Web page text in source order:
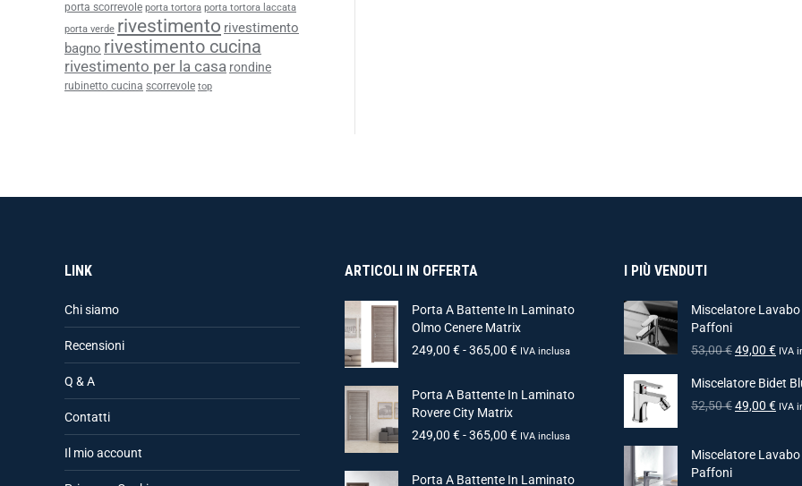
porta scorrevole porta tortora porta tortora laccata
porta verde rivestimento rivestimento
bagno rivestimento cucina
rivestimento per la casa rondine
rubinetto cucina scorrevole top
LINK
Chi siamo
Recensioni
Q & A
Contatti
Il mio account
ARTICOLI IN OFFERTA
Porta A Battente In Laminato
Olmo Cenere Matrix
249,00 € - 365,00 € IVA inclusa
Porta A Battente In Laminato
Rovere City Matrix
249,00 € - 365,00 € IVA inclusa
Porta A Battente In Laminato
I PIÙ VENDUTI
Miscelatore Lavabo
Paffoni
53,00€49,00 € IVA
Miscelatore Bidet
52,50€49,00 € IVA
Miscelatore Lavabo
Paffoni